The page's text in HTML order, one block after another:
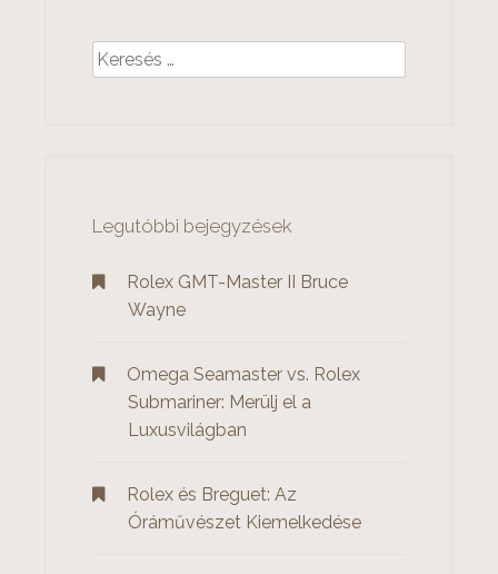
y
n
a
i
c
K
e
sLegutóbbi bejegyzések
Rolex GMT-Master II Bruce
Wayne
Omega Seamaster vs. Rolex
Submariner: Merülj el a
Luxusvilágban
Rolex és Breguet: Az
Óráművészet Kiemelkedése